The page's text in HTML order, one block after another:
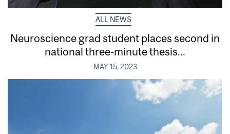
ALL NEWS
Neuroscience grad student places second in
national three-minute thesis...
MAY 15, 2023